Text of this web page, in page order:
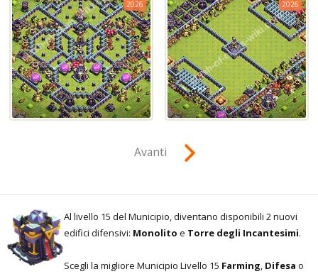
2026
2026
Avanti
Al livello 15 del Municipio, diventano disponibili 2 nuovi
edifici difensivi: Monolito e Torre degli Incantesimi.
Scegli la migliore Municipio Livello 15 Farming Difesa o